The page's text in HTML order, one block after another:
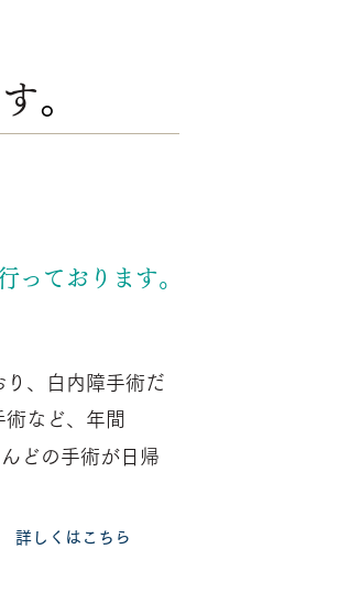
​。
っております。
、白内障手術だ
など、年間
どの手術が日帰
​詳しくはこちら